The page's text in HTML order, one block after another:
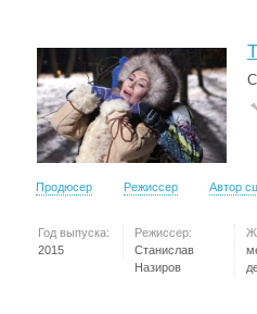
Продюсер Режиссер Автор
Год выпуска:
2015
Режиссер:
Станислав
Назиров